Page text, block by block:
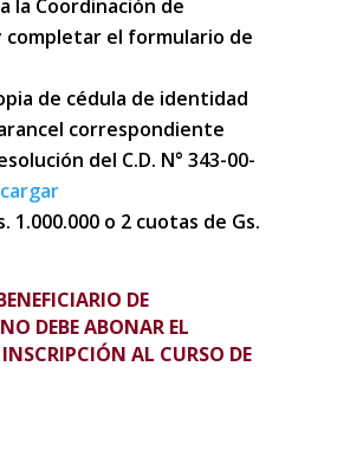
la Coordinación de
completar el formulario de
de cédula de identidad
correspondiente
del C.D. N° 343-00-
1.000.000 o 2 cuotas de Gs.
DE
DEBE ABONAR EL
AL CURSO DE